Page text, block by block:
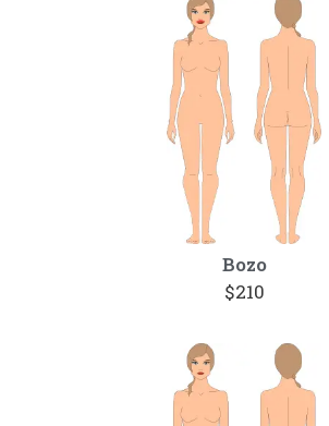
Bozo
$210